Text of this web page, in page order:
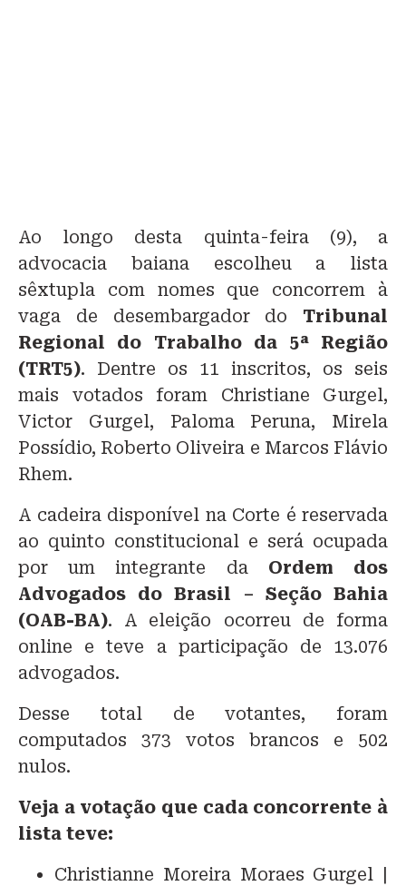
Ao longo desta quinta-feira (9), a
advocacia baiana escolheu a lista
sêxtupla com nomes que concorrem à
vaga de desembargador do Tribunal
Regional do Trabalho da 5ª Região
(TRT5). Dentre os 11 inscritos, os seis
mais votados foram Christiane Gurgel,
Victor Gurgel, Paloma Peruna, Mirela
Possídio, Roberto Oliveira e Marcos Flávio
Rhem.
A cadeira disponível na Corte é reservada
ao quinto constitucional e será ocupada
por um integrante da Ordem dos
Advogados do Brasil – Seção Bahia
(OAB-BA). A eleição ocorreu de forma
online e teve a participação de 13.076
advogados.
Desse total de votantes, foram
computados 373 votos brancos e 502
nulos.
Veja a votação que cada concorrente à
lista teve:
Christianne Moreira Moraes Gurgel |